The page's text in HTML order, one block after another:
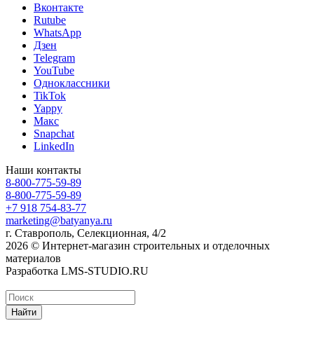
Вконтакте
Rutube
WhatsApp
Дзен
Telegram
YouTube
Одноклассники
TikTok
Yappy
Макс
Snapchat
LinkedIn
Наши контакты
8-800-775-59-89
8-800-775-59-89
+7 918 754-83-77
marketing@batyanya.ru
г. Ставрополь, Селекционная, 4/2
2026 © Интернет-магазин строительных и отделочных
материалов
Разработка LMS-STUDIO.RU
Найти